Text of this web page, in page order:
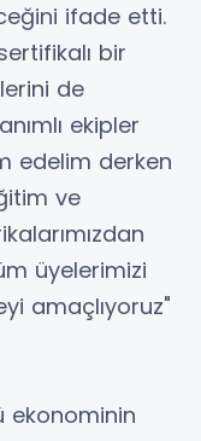
ifade etti.
bir
de
ekipler
edelim derken
ve
üyelerimizi
amaçlıyoruz"
ekonominin